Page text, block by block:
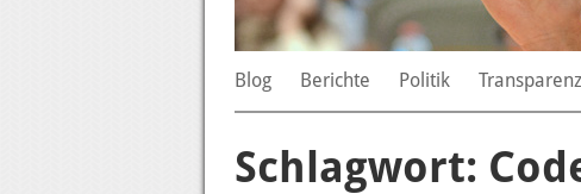
Blog Berichte Politik Transparenz
Schlagwort: